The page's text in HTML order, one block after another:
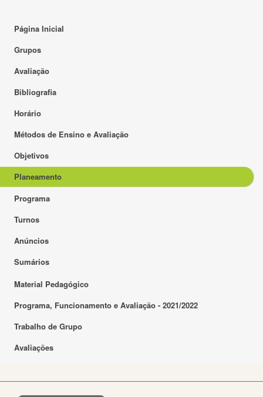
Página Inicial
Grupos
Avaliação
Bibliografia
Horário
Métodos de Ensino e Avaliação
Objetivos
Planeamento
Programa
Turnos
Anúncios
Sumários
Material Pedagógico
Programa, Funcionamento e Avaliação - 2021/2022
Trabalho de Grupo
Avaliações